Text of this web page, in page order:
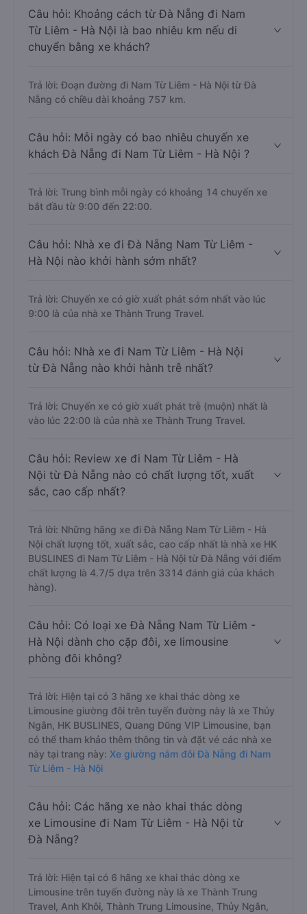
Câu hỏi: Khoảng cách từ Đà Nẵng đi Nam
Từ Liêm - Hà Nội là bao nhiêu km nếu di
chuyển bằng xe khách?
Trả lời: Đoạn đường đi Nam Từ Liêm - Hà Nội từ Đà
Nẵng có chiều dài khoảng 757 km.
Câu hỏi: Mỗi ngày có bao nhiêu chuyến xe
khách Đà Nẵng đi Nam Từ Liêm - Hà Nội ?
Trả lời: Trung bình mỗi ngày có khoảng 14 chuyến xe
bắt đầu từ 9:00 đến 22:00.
Câu hỏi: Nhà xe đi Đà Nẵng Nam Từ Liêm -
Hà Nội nào khởi hành sớm nhất?
Trả lời: Chuyến xe có giờ xuất phát sớm nhất vào lúc
9:00 là của nhà xe Thành Trung Travel.
Câu hỏi: Nhà xe đi Nam Từ Liêm - Hà Nội
từ Đà Nẵng nào khởi hành trễ nhất?
Trả lời: Chuyến xe có giờ xuất phát trễ (muộn) nhất là
vào lúc 22:00 là của nhà xe Thành Trung Travel.
Câu hỏi: Review xe đi Nam Từ Liêm - Hà
Nội từ Đà Nẵng nào có chất lượng tốt, xuất
sắc, cao cấp nhất?
Trả lời: Những hãng xe đi Đà Nẵng Nam Từ Liêm - Hà
Nội chất lượng tốt, xuất sắc, cao cấp nhất là nhà xe HK
BUSLINES đi Nam Từ Liêm - Hà Nội từ Đà Nẵng với điểm
chất lượng là 4.7/5 dựa trên 3314 đánh giá của khách
hàng).
Câu hỏi: Có loại xe Đà Nẵng Nam Từ Liêm -
Hà Nội dành cho cặp đôi, xe limousine
phòng đôi không?
Trả lời: Hiện tại có 3 hãng xe khai thác dòng xe
Limousine giường đôi trên tuyến đường này là xe Thủy
Ngân, HK BUSLINES, Quang Dũng VIP Limousine, bạn
có thể tham khảo thêm thông tin và đặt vé các nhà xe
này tại trang này: Xe giường nằm đôi Đà Nẵng đi Nam
Từ Liêm - Hà Nội
Câu hỏi: Các hãng xe nào khai thác dòng
xe Limousine đi Nam Từ Liêm - Hà Nội từ
Đà Nẵng?
Trả lời: Hiện tại có 6 hãng xe khai thác dòng xe
Limousine trên tuyến đường này là xe Thành Trung
Travel, Anh Khôi, Thành Trung Limousine, Thủy Ngân,